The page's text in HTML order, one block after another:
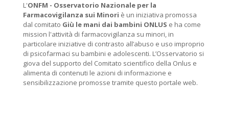
L'ONFM - Osservatorio Nazionale per la
Farmacovigilanza sui Minori è un iniziativa promossa
dal comitato Giù le mani dai bambini ONLUS e ha come
mission l'attività di farmacovigilanza su minori, in
particolare iniziative di contrasto all’abuso e uso improprio
di psicofarmaci su bambini e adolescenti. L’Osservatorio si
giova del supporto del Comitato scientifico della Onlus e
alimenta di contenuti le azioni di informazione e
sensibilizzazione promosse tramite questo portale web.